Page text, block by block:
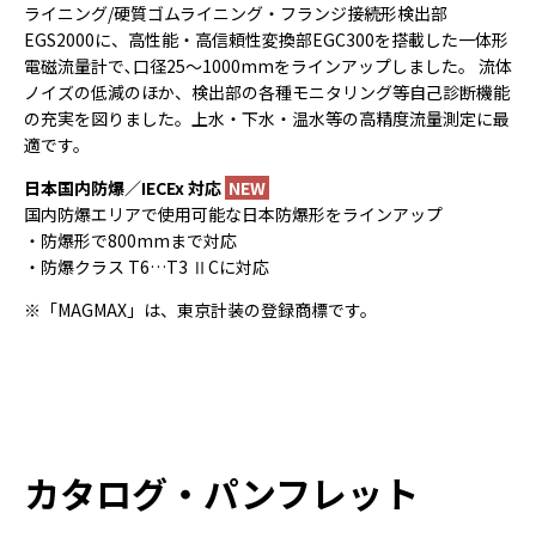
ライニング/硬質ゴムライニング・フランジ接続形検出部
EGS2000に、高性能・高信頼性変換部EGC300を搭載した一体形
電磁流量計で､口径25～1000mmをラインアップしました。 流体
ノイズの低減のほか、検出部の各種モニタリング等自己診断機能
の充実を図りました。上水・下水・温水等の高精度流量測定に最
適です。
日本国内防爆／IECEx 対応 NEW
国内防爆エリアで使用可能な日本防爆形をラインアップ
・防爆形で800mmまで対応
・防爆クラス T6…T3 ⅡCに対応
※「MAGMAX」は、東京計装の登録商標です。
カタログ・パンフレット